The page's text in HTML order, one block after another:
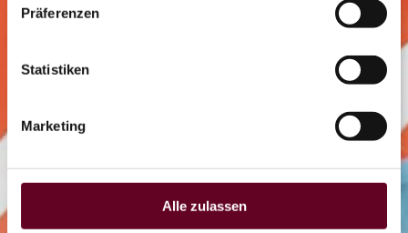
Präferenzen
Statistiken
Marketing
Alle zulassen
DE